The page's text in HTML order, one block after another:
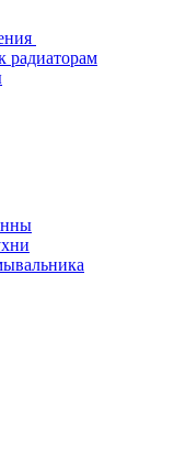
радиаторам